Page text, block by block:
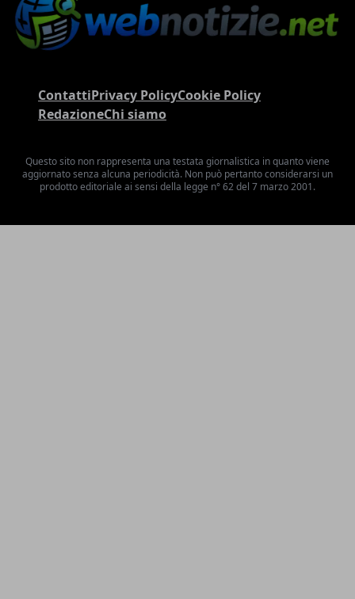
ContattiPrivacy PolicyCookie Policy
RedazioneChi siamo
Questo sito non rappresenta una testata giornalistica in quanto viene
aggiornato senza alcuna periodicità. Non può pertanto considerarsi un
prodotto editoriale ai sensi della legge n° 62 del 7 marzo 2001.